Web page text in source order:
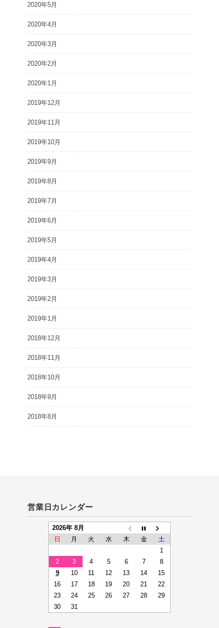
2020年5月
2020年4月
2020年3月
2020年2月
2020年1月
2019年12月
2019年11月
2019年10月
2019年9月
2019年8月
2019年7月
2019年6月
2019年5月
2019年4月
2019年3月
2019年2月
2019年1月
2018年12月
2018年11月
2018年10月
2018年9月
2018年8月
営業日カレンダー
2026年 8月
日
月 火 水 木 金
土
1
2
3 4 5 6 7
8
9
10 11 12 13 14
15
16
17 18 19 20 21
22
23
24 25 26 27 28
29
30
31